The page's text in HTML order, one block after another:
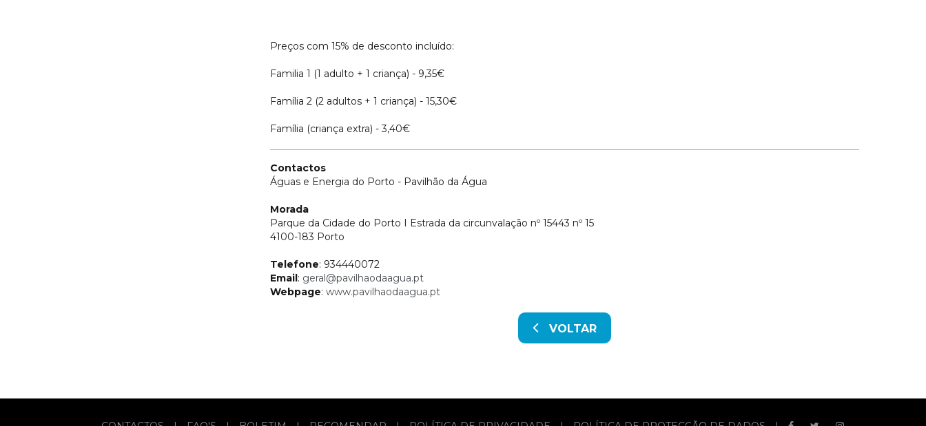
Preços com 15% de desconto incluído:
Familia 1 (1 adulto + 1 criança) - 9,35€
Família 2 (2 adultos + 1 criança) - 15,30€
Família (criança extra) - 3,40€
Contactos
Águas e Energia do Porto - Pavilhão da Água
Morada
Parque da Cidade do Porto I Estrada da circunvalação nº 15443 nº 15
4100-183 Porto
Telefone: 934440072
Email: geral@pavilhaodaagua.pt
Webpage: www.pavilhaodaagua.pt
VOLTAR